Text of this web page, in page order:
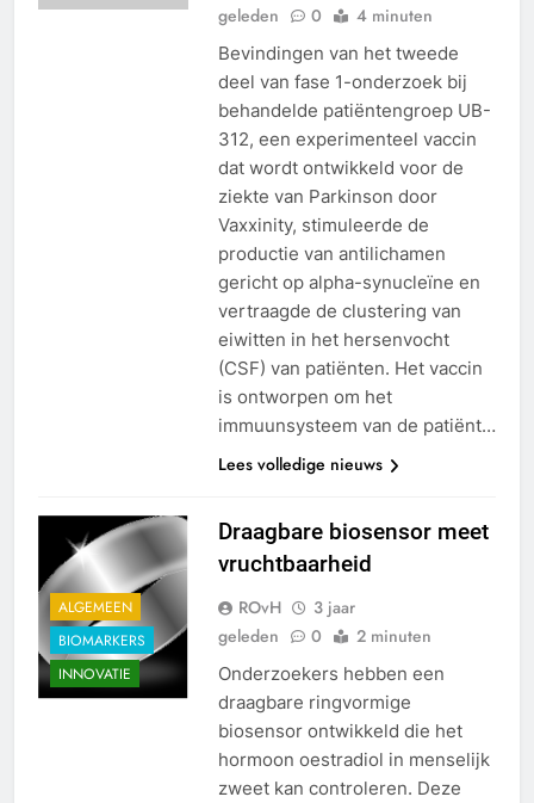
geleden
0 4 minuten
Bevindingen van het tweede
deel van fase 1-onderzoek bij
behandelde patiëntengroep UB-
312, een experimenteel vaccin
dat wordt ontwikkeld voor de
ziekte van Parkinson door
Vaxxinity, stimuleerde de
productie van antilichamen
gericht op alpha-synucleïne en
vertraagde de clustering van
eiwitten in het hersenvocht
(CSF) van patiënten. Het vaccin
is ontworpen om het
immuunsysteem van de patiënt…
Lees volledige nieuws
ALGEMEEN
BIOMARKERS
INNOVATIE
Draagbare biosensor meet
vruchtbaarheid
ROvH
3 jaar
geleden
0 2 minuten
Onderzoekers hebben een
draagbare ringvormige
biosensor ontwikkeld die het
hormoon oestradiol in menselijk
zweet kan controleren. Deze